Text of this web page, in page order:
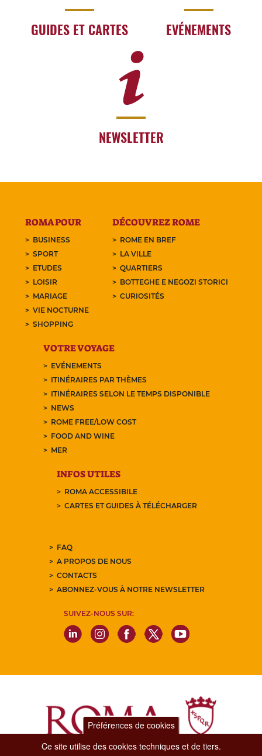
GUIDES ET CARTES EVÉNEMENTS
NEWSLETTER
ROMA POUR
BUSINESS
SPORT
ETUDES
LOISIR
MARIAGE
VIE NOCTURNE
SHOPPING
DÉCOUVREZ ROME
ROME EN BREF
LA VILLE
QUARTIERS
BOTTEGHE E NEGOZI STORICI
CURIOSITÉS
VOTRE VOYAGE
EVÉNEMENTS
ITINÉRAIRES PAR THÈMES
ITINÉRAIRES SELON LE TEMPS DISPONIBLE
NEWS
ROME FREE/LOW COST
FOOD AND WINE
MER
INFOS UTILES
ROMA ACCESSIBILE
CARTES ET GUIDES À TÉLÉCHARGER
FAQ
A PROPOS DE NOUS
CONTACTS
ABONNEZ-VOUS À NOTRE NEWSLETTER
SUIVEZ-NOUS SUR:
Préférences de cookies
Ce site utilise des cookies techniques et de tiers.